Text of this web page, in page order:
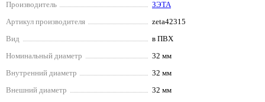
Производитель
ЗЭТА
Артикул производителя
zeta42315
Вид
в ПВХ
Номинальный диаметр
32 мм
Внутренний диаметр
32 мм
Внешний диаметр
32 мм